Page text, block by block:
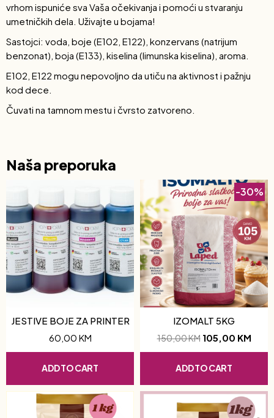
vrhom ispuniće sva Vaša očekivanja i pomoći u stvaranju
umetničkih dela. Uživajte u bojama!
Sastojci: voda, boje (E102, E122), konzervans (natrijum
benzonat), boja (E133), kiselina (limunska kiselina), aroma.
E102, E122 mogu nepovoljno da utiču na aktivnost i pažnju
kod dece.
Čuvati na tamnom mestu i čvrsto zatvoreno.
Naša preporuka
JESTIVE BOJE ZA PRINTER
60,00 KM
ADD TO CART
-30%
IZOMALT 5KG
150,00KM 105,00 KM
ADD TO CART